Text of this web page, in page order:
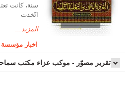
سنة، كانت
اتّخذت
المزيد...
اخبار مؤسسة